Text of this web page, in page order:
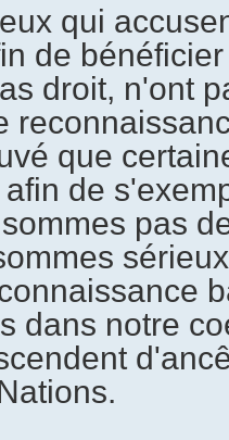
qui
de
droit, n'ont
que
de
pas
dans notre